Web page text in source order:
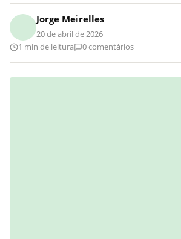
Jorge Meirelles
20 de abril de 2026
1 min de leitura
0 comentários